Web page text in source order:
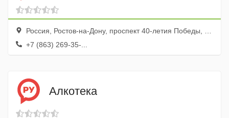
Россия, Ростов-на-Дону, проспект 40-летия Победы, 79А
+7 (863) 269-35-...
Алкотека